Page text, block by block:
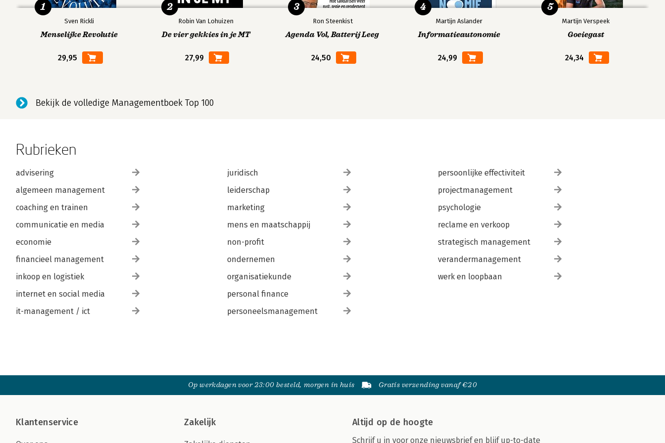
Sven Rickli
Menselijke Revolutie
29,95
1
Robin Van Lohuizen
De vier gekkies in je MT
27,99
2
Ron Steenkist
Agenda Vol, Batterij Leeg
24,50
3
Martijn Aslander
Informatieautonomie
24,99
4
Martijn Verspeek
Goeiegast
24,34
5
Bekijk de volledige Managementboek Top 100
Rubrieken
advisering
algemeen management
coaching en trainen
communicatie en media
economie
financieel management
inkoop en logistiek
internet en social media
it-management / ict
juridisch
leiderschap
marketing
mens en maatschappij
non-profit
ondernemen
organisatiekunde
personal finance
personeelsmanagement
persoonlijke effectiviteit
projectmanagement
psychologie
reclame en verkoop
strategisch management
verandermanagement
werk en loopbaan
Op werkdagen voor 23:00 besteld, morgen in huis Gratis verzending vanaf €20
Klantenservice Zakelijk Altijd op de hoogte
Schrijf u in voor onze nieuwsbrief en blijf up-to-date